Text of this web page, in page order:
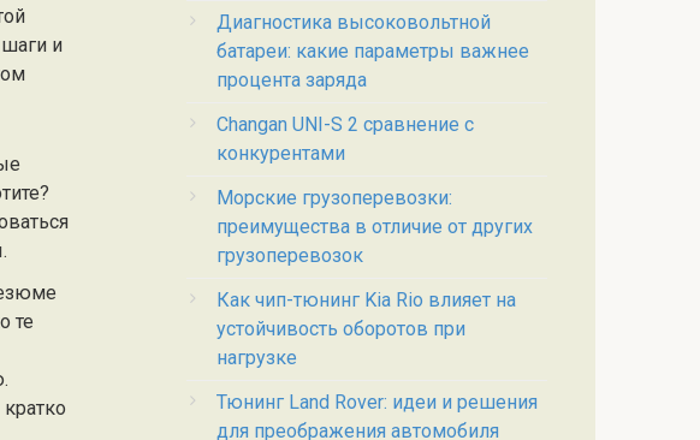
и
те
Диагностика высоковольтной
батареи: какие параметры важнее
процента заряда
Changan UNI-S 2 сравнение с
конкурентами
Морские грузоперевозки:
преимущества в отличие от других
грузоперевозок
Как чип-тюнинг Kia Rio влияет на
устойчивость оборотов при
нагрузке
Тюнинг Land Rover: идеи и решения
для преображения автомобиля